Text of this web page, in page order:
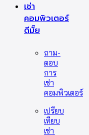
เช่า
คอมพิวเตอร์
ดีมั๊ย
ถาม-
ตอบ
การ
เช่า
คอมพิวเตอร์
เปรียบ
เทียบ
เช่า